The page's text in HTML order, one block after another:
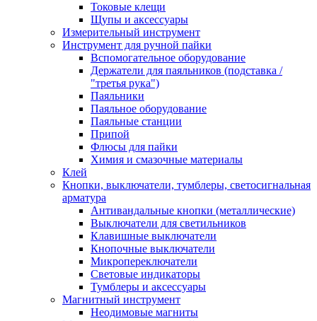
Токовые клещи
Щупы и аксессуары
Измерительный инструмент
Инструмент для ручной пайки
Вспомогательное оборудование
Держатели для паяльников (подставка /
"третья рука")
Паяльники
Паяльное оборудование
Паяльные станции
Припой
Флюсы для пайки
Химия и смазочные материалы
Клей
Кнопки, выключатели, тумблеры, светосигнальная
арматура
Антивандальные кнопки (металлические)
Выключатели для светильников
Клавишные выключатели
Кнопочные выключатели
Микропереключатели
Световые индикаторы
Тумблеры и аксессуары
Магнитный инструмент
Неодимовые магниты